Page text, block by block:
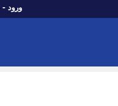
ورود -